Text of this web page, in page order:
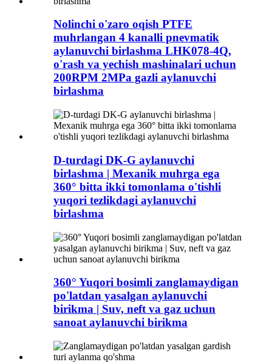
Nolinchi o'zaro oqish PTFE
muhrlangan 4 kanalli pnevmatik
aylanuvchi birlashma LHK078-4Q,
o'rash va yechish mashinalari uchun
200RPM 2MPa gazli aylanuvchi
birlashma
D-turdagi DK-G aylanuvchi
birlashma | Mexanik muhrga ega
360° bitta ikki tomonlama o'tishli
yuqori tezlikdagi aylanuvchi
birlashma
360° Yuqori bosimli zanglamaydigan
po'latdan yasalgan aylanuvchi
birikma | Suv, neft va gaz uchun
sanoat aylanuvchi birikma